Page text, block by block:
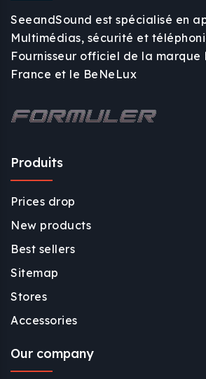
SeeandSound est spécialisé en
Multimédias, sécurité et
Fournisseur officiel de la marque
France et le BeNeLux
Produits
Prices drop
New products
Best sellers
Sitemap
Stores
Accessories
Our company